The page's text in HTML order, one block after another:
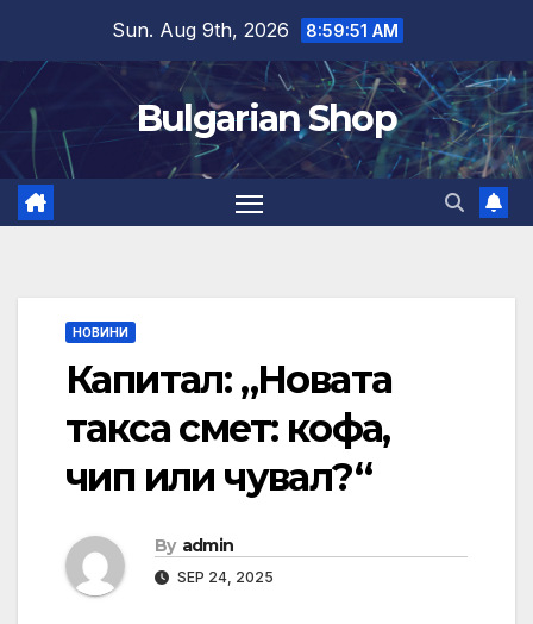
content
Sun. Aug 9th, 2026 8:59:52 AM
Bulgarian Shop
НОВИНИ
Капитал: „Новата
такса смет: кофа,
чип или чувал?“
By admin
SEP 24, 2025